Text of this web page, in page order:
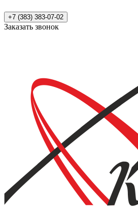
+7 (383) 383-07-02
Заказать звонок